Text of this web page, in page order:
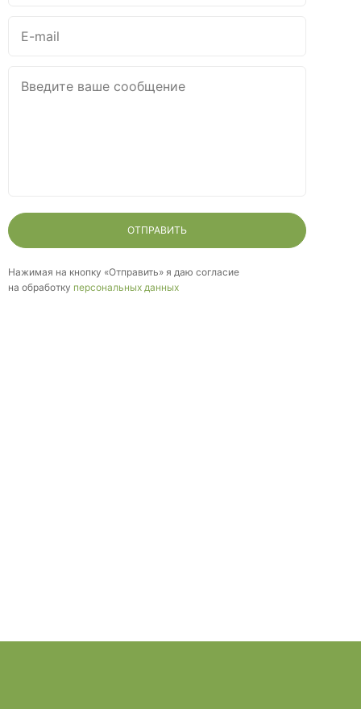
ОТПРАВИТЬ
Нажимая на кнопку «Отправить» я даю согласие
на обработку персональных данных